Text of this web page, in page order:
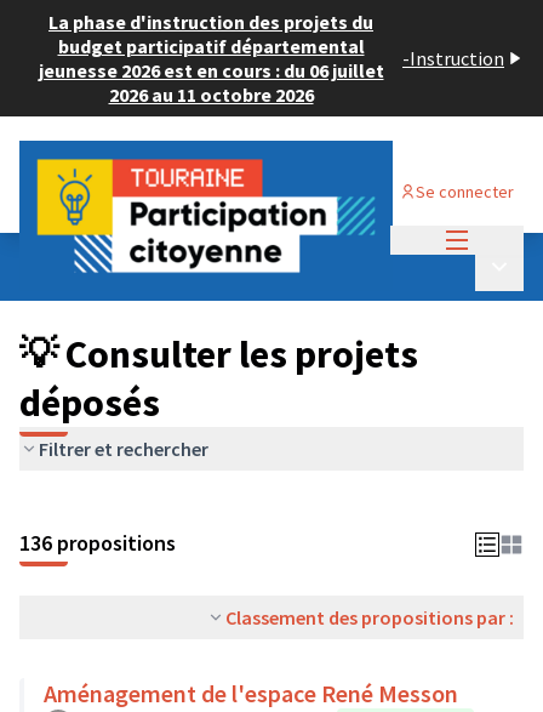
La phase d'instruction des projets du
budget participatif départemental
jeunesse 2026 est en cours : du 06 juillet
2026 au 11 octobre 2026
-Instruction
Se connecter
Budget Participatif JEUNESSE 2024
💡 Consulter les projets déposés
💡 Consulter les projets
déposés
Filtrer et rechercher
136 propositions
Classement des propositions par :
Aménagement de l'espace René Messon